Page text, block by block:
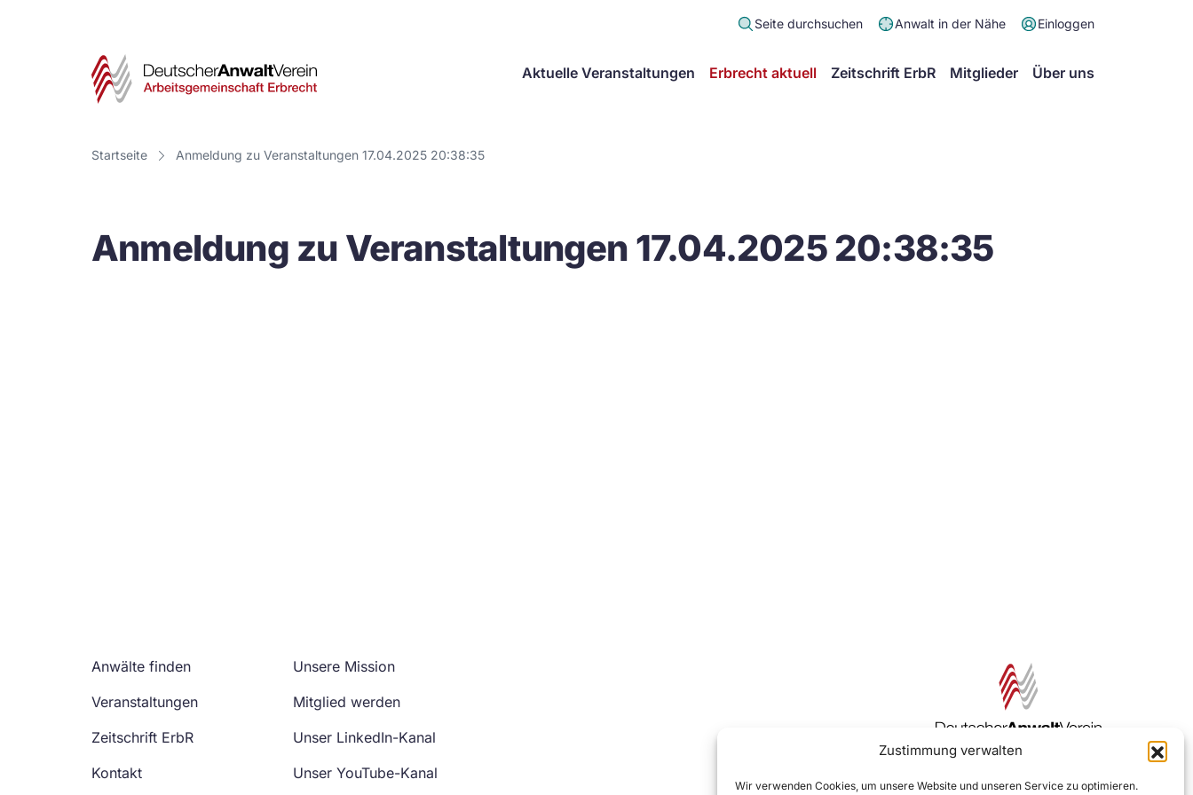
Zustimmung verwalten
Wir verwenden Cookies, um unsere Website und unseren Service zu optimieren.
Seite durchsuchen Anwalt in der Nähe Einloggen
Deutscher
Verein
Arbeitsgemeinschaft
Aktuelle Veranstaltungen Erbrecht aktuell Zeitschrift ErbR Mitglieder Über uns
Startseite Anmeldung zu Veranstaltungen 17.04.2025 20:38:35
Anmeldung zu Veranstaltungen 17.04.2025 20:38:35
Anwälte finden
Veranstaltungen
Zeitschrift ErbR
Kontakt
Unsere Mission
Mitglied werden
Unser LinkedIn-Kanal
Unser YouTube-Kanal
Zur DAV Webseite